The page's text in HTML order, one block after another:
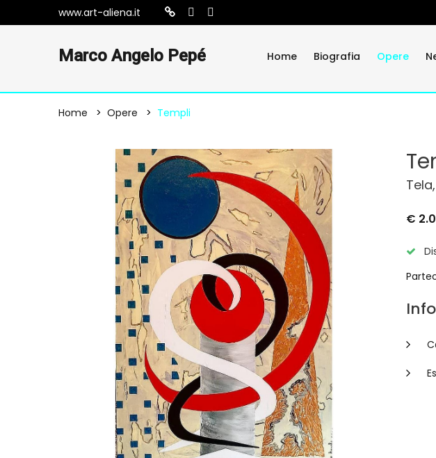
www.art-aliena.it
Marco Angelo Pepé Home Biografia Opere
Home Opere Templi
€